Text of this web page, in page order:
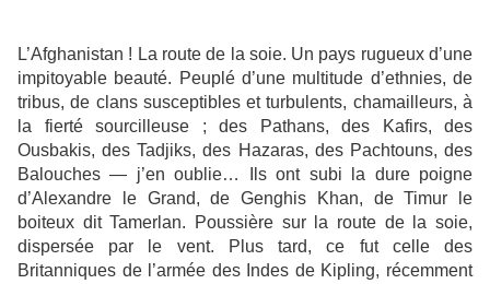
L’Afghanistan ! La route de la soie. Un pays rugueux d’une
impitoyable beauté. Peuplé d’une multitude d’ethnies, de
tribus, de clans susceptibles et turbulents, chamailleurs, à
la fierté sourcilleuse ; des Pathans, des Kafirs, des
Ousbakis, des Tadjiks, des Hazaras, des Pachtouns, des
Balouches — j’en oublie… Ils ont subi la dure poigne
d’Alexandre le Grand, de Genghis Khan, de Timur le
boiteux dit Tamerlan. Poussière sur la route de la soie,
dispersée par le vent. Plus tard, ce fut celle des
Britanniques de l’armée des Indes de Kipling, récemment